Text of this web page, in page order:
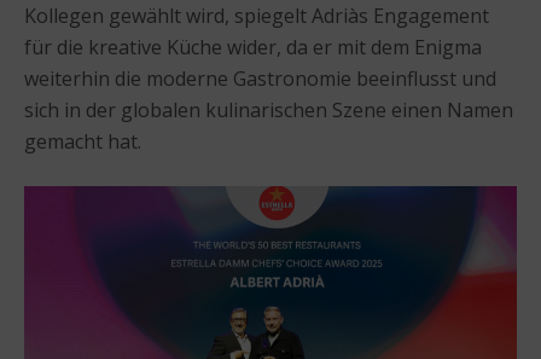
Kollegen gewählt wird, spiegelt Adriàs Engagement
für die kreative Küche wider, da er mit dem Enigma
weiterhin die moderne Gastronomie beeinflusst und
sich in der globalen kulinarischen Szene einen Namen
gemacht hat.